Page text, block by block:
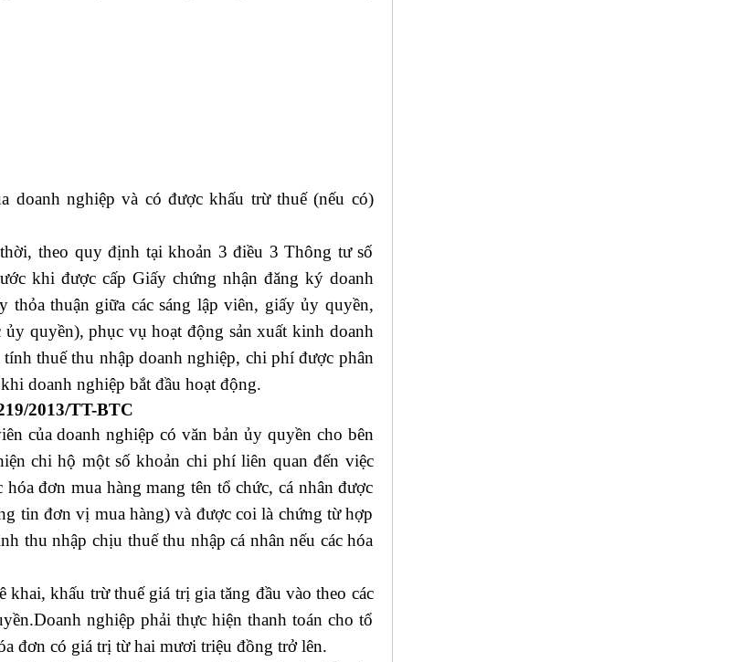
nghiệp và có được khấu trừ thuế (nếu có)
theo quy định tại khoản 3 điều 3 Thông tư số
khi được cấp Giấy chứng nhận đăng ký doanh
thuận giữa các sáng lập viên, giấy ủy quyền,
quyền), phục vụ hoạt động sản xuất kinh doanh
thuế thu nhập doanh nghiệp, chi phí được phân
doanh nghiệp bắt đầu hoạt động.
2013/TT-BTC
của doanh nghiệp có văn bản ủy quyền cho bên
chi hộ một số khoản chi phí liên quan đến việc
đơn mua hàng mang tên tổ chức, cá nhân được
tin đơn vị mua hàng) và được coi là chứng từ hợp
thu nhập chịu thuế thu nhập cá nhân nếu các hóa
khấu trừ thuế giá trị gia tăng đầu vào theo các
nghiệp phải thực hiện thanh toán cho tổ
đơn có giá trị từ hai mươi triệu đồng trở lên.